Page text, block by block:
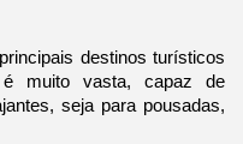
destinos turísticos
muito vasta, capaz de
seja para pousadas,